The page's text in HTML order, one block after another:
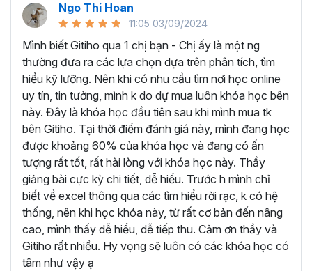
Cách để tự học Excel hiệu quả?
Chúng ta hoàn toàn có thể tự học Excel ngay tại nhà thay
vì tốn thời gian đến trung tâm tin học văn phòng hay lớp
học thêm. Một vài lời khuyên giúp bạn có thể chinh phục
kiến thức Excel và áp dụng trong công việc hiệu quả như
sau:
Xác định ràng mục tiêu của bạn khi học Excel:
Bạn hãy tập trung học những kỹ năng cụ thể mà bạn
muốn phát triển ví dụ như: Hàm Excel, biểu đồ Excel,
VBA Excel… thay vì học lan man tất cả các kiến
thức liên quan không có trọng tâm.
Học thông qua video hướng dẫn:Bạn có thể tìm
kiếm các video liên quan đến bài học Excel mà bạn
đang cần trên các trang mạng như Youtube,
Facebook, Tiktok,... Với nguồn tài liệu phong phú và
Ngo Thi Hoan
11:05 03/09/2024
Mình biết Gitiho qua 1 chị bạn - Chị ấy là một ng
thường đưa ra các lựa chọn dựa trên phân tích, tìm
hiểu kỹ lưỡng. Nên khi có nhu cầu tìm nơi học online
uy tín, tin tưởng, mình k do dự mua luôn khóa học bên
này. Đây là khóa học đầu tiên sau khi mình mua tk
bên Gitiho. Tại thời điểm đánh giá này, mình đang học
được khoảng 60% của khóa học và đang có ấn
tượng rất tốt, rất hài lòng với khóa học này. Thầy
giảng bài cực kỳ chi tiết, dễ hiểu. Trước h mình chỉ
biết về excel thông qua các tìm hiểu rời rạc, k có hệ
thống, nên khi học khóa này, từ rất cơ bản đến nâng
cao, mình thấy dễ hiểu, dễ tiếp thu. Cảm ơn thầy và
Gitiho rất nhiều. Hy vọng sẽ luôn có các khóa học có
tâm như vậy ạ